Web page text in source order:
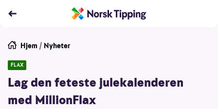
Hjem / Nyheter
FLAX
Lag den feteste julekalenderen
med MillionFlax